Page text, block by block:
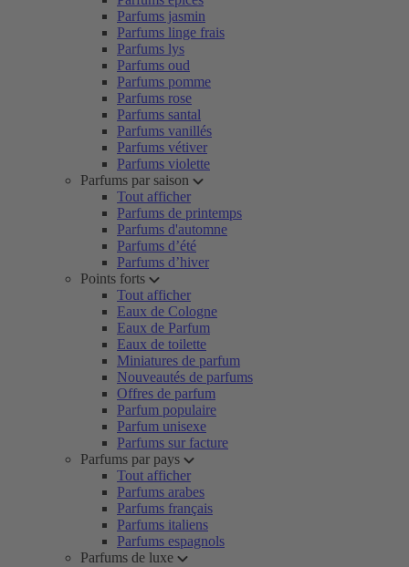
Parfums jasmin
Parfums linge frais
Parfums lys
Parfums oud
Parfums pomme
Parfums rose
Parfums santal
Parfums vanillés
Parfums vétiver
Parfums violette
Parfums par saison
Tout afficher
Parfums de printemps
Parfums d'automne
Parfums d’été
Parfums d’hiver
Points forts
Tout afficher
Eaux de Cologne
Eaux de Parfum
Eaux de toilette
Miniatures de parfum
Nouveautés de parfums
Offres de parfum
Parfum populaire
Parfum unisexe
Parfums sur facture
Parfums par pays
Tout afficher
Parfums arabes
Parfums français
Parfums italiens
Parfums espagnols
Parfums de luxe